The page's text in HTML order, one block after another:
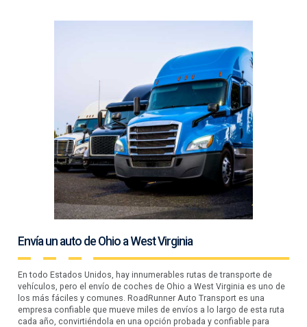
Envía un auto de Ohio a West Virginia
En todo Estados Unidos, hay innumerables rutas de transporte de
vehículos, pero el envío de coches de Ohio a West Virginia es uno de
los más fáciles y comunes. RoadRunner Auto Transport es una
empresa confiable que mueve miles de envíos a lo largo de esta ruta
cada año, convirtiéndola en una opción probada y confiable para